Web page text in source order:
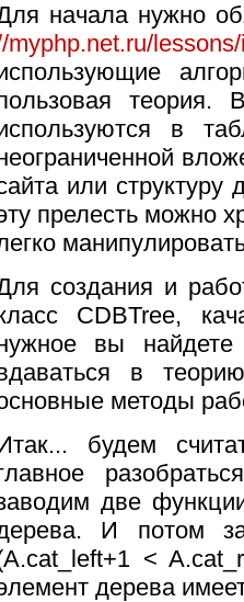
начала нужно
myphp.net.ru/
теория.
в
или
прелесть можно
создания и
CDBTree,
вы
в
методы
будем
две
И потом
<
дерева